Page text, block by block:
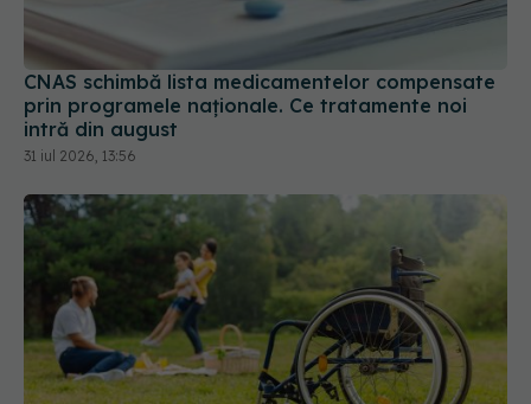
CNAS schimbă lista medicamentelor compensate
prin programele naționale. Ce tratamente noi
intră din august
31 iul 2026, 13:56